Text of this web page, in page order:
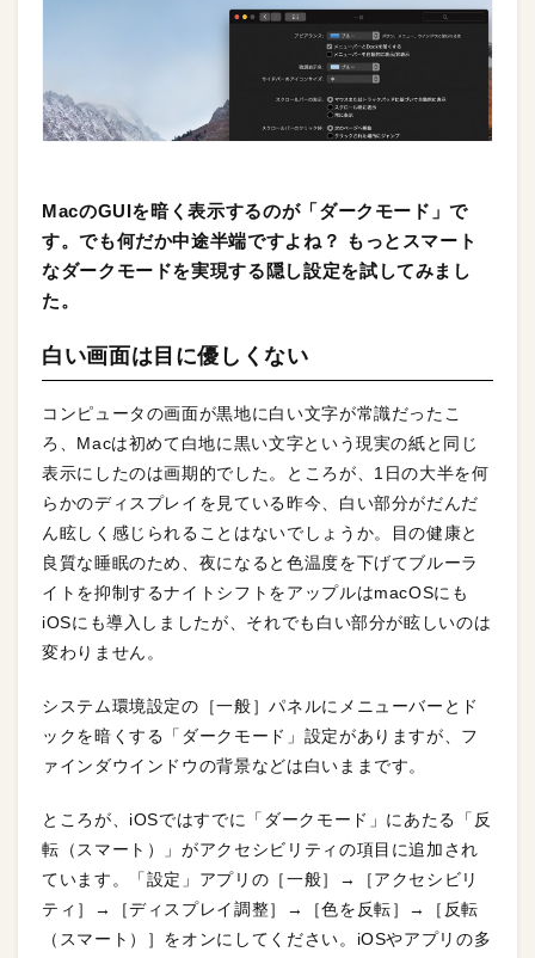
MacのGUIを暗く表示するのが「ダークモード」で
す。でも何だか中途半端ですよね？ もっとスマート
なダークモードを実現する隠し設定を試してみまし
た。
白い画面は目に優しくない
コンピュータの画面が黒地に白い文字が常識だったこ
ろ、Macは初めて白地に黒い文字という現実の紙と同じ
表示にしたのは画期的でした。ところが、1日の大半を何
らかのディスプレイを見ている昨今、白い部分がだんだ
ん眩しく感じられることはないでしょうか。目の健康と
良質な睡眠のため、夜になると色温度を下げてブルーラ
イトを抑制するナイトシフトをアップルはmacOSにも
iOSにも導入しましたが、それでも白い部分が眩しいのは
変わりません。
システム環境設定の［一般］パネルにメニューバーとド
ックを暗くする「ダークモード」設定がありますが、フ
ァインダウインドウの背景などは白いままです。
ところが、iOSではすでに「ダークモード」にあたる「反
転（スマート）」がアクセシビリティの項目に追加され
ています。「設定」アプリの［一般］→［アクセシビリ
ティ］→［ディスプレイ調整］→［色を反転］→［反転
（スマート）］をオンにしてください。iOSやアプリの多